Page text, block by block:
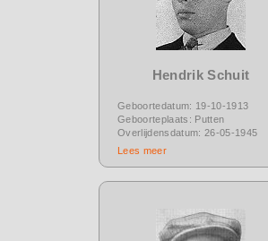
Hendrik Schuit
Geboortedatum: 19-10-1913
Geboorteplaats: Putten
Overlijdensdatum: 26-05-1945
Lees meer